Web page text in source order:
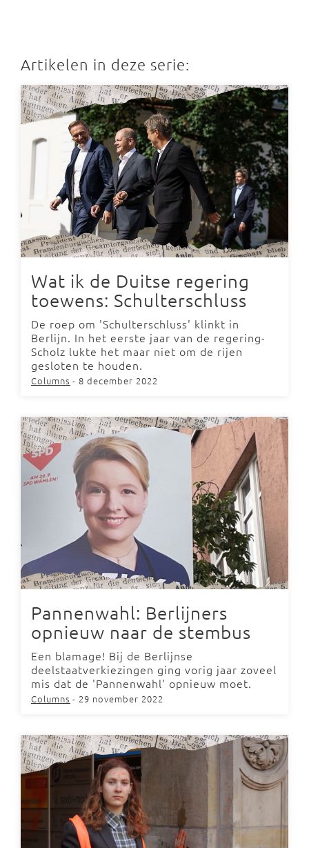
Artikelen in deze serie:
Wat ik de Duitse regering
toewens: Schulterschluss
De roep om 'Schulterschluss' klinkt in
Berlijn. In het eerste jaar van de regering-
Scholz lukte het maar niet om de rijen
gesloten te houden.
Columns - 8 december 2022
Pannenwahl: Berlijners
opnieuw naar de stembus
Een blamage! Bij de Berlijnse
deelstaatverkiezingen ging vorig jaar zoveel
mis dat de 'Pannenwahl' opnieuw moet.
Columns - 29 november 2022